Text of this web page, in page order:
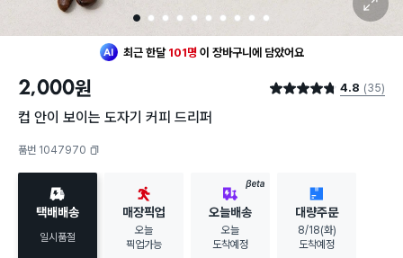
1 2 3 4 5 6 7 8 9 10
확대 보기
최근 한달 101명 이 장바구니에 담았어요
2,000원 별점 4.8점 4.8 (35)
컵 안이 보이는 도자기 커피 드리퍼
품번 1047970
택배배송
일시품절
매장픽업
오늘
픽업가능
BETA
오늘배송
오늘
도착예정
대량주문
8/18(화)
도착예정